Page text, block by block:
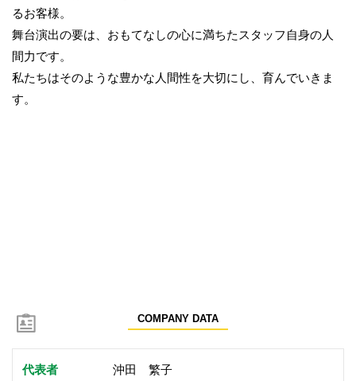
るお客様。
舞台演出の要は、おもてなしの心に満ちたスタッフ自身の人
間力です。
私たちはそのような豊かな人間性を大切にし、育んでいきま
す。
COMPANY DATA
代表者 沖田 繁子